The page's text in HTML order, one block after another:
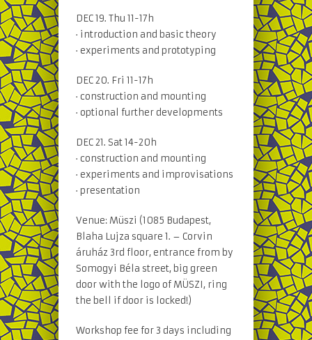
DEC 19. Thu 11-17h
· introduction and basic theory
· experiments and prototyping
DEC 20. Fri 11-17h
· construction and mounting
· optional further developments
DEC 21. Sat 14-20h
· construction and mounting
· experiments and improvisations
· presentation
Venue: Müszi (1085 Budapest,
Blaha Lujza square 1. – Corvin
áruház 3rd floor, entrance from by
Somogyi Béla street, big green
door with the logo of MÜSZI, ring
the bell if door is locked!)
Workshop fee for 3 days including